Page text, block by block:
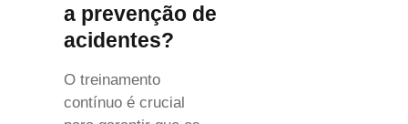
a prevenção de
acidentes?
O treinamento
contínuo é crucial